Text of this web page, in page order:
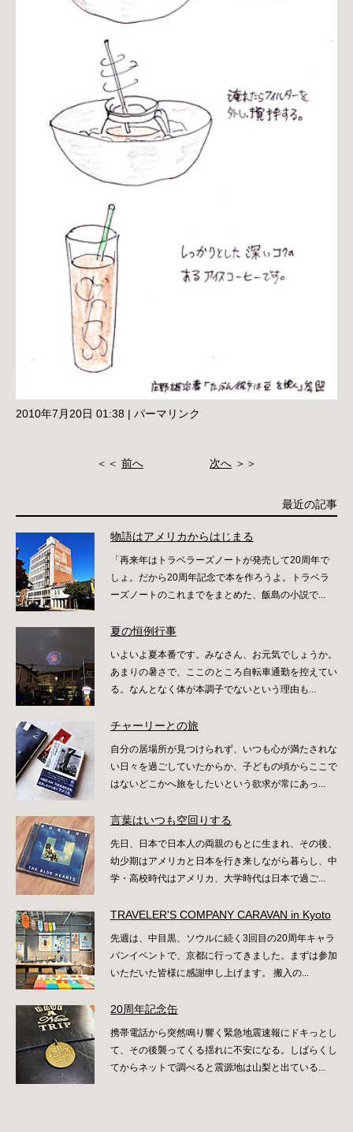
2010年7月20日 01:38 | パーマリンク
＜＜ 前へ 次へ ＞＞
最近の記事
物語はアメリカからはじまる
「再来年はトラベラーズノートが発売して20周年で
しょ。だから20周年記念で本を作ろうよ。トラベラ
ーズノートのこれまでをまとめた、飯島の小説で...
夏の恒例行事
いよいよ夏本番です。みなさん、お元気でしょうか。
あまりの暑さで、ここのところ自転車通勤を控えてい
る。なんとなく体が本調子でないという理由も...
チャーリーとの旅
自分の居場所が見つけられず、いつも心が満たされな
い日々を過ごしていたからか、子どもの頃からここで
はないどこかへ旅をしたいという欲求が常にあっ...
言葉はいつも空回りする
先日、日本で日本人の両親のもとに生まれ、その後、
幼少期はアメリカと日本を行き来しながら暮らし、中
学・高校時代はアメリカ、大学時代は日本で過ご...
TRAVELER'S COMPANY CARAVAN in Kyoto
先週は、中目黒、ソウルに続く3回目の20周年キャラ
バンイベントで、京都に行ってきました。まずは参加
いただいた皆様に感謝申し上げます。 搬入の...
20周年記念缶
携帯電話から突然鳴り響く緊急地震速報にドキっとし
て、その後襲ってくる揺れに不安になる。しばらくし
てからネットで調べると震源地は山梨と出ている...